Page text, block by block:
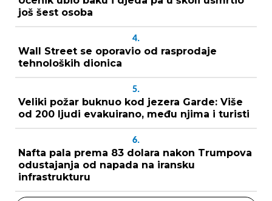
još šest osoba
4.
Wall Street se oporavio od rasprodaje
tehnoloških dionica
5.
Veliki požar buknuo kod jezera Garde: Više
od 200 ljudi evakuirano, među njima i turisti
6.
Nafta pala prema 83 dolara nakon Trumpova
odustajanja od napada na iransku
infrastrukturu